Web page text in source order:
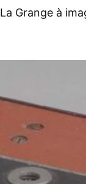
La Grange à